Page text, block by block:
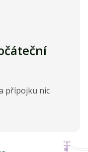
přípojku nic